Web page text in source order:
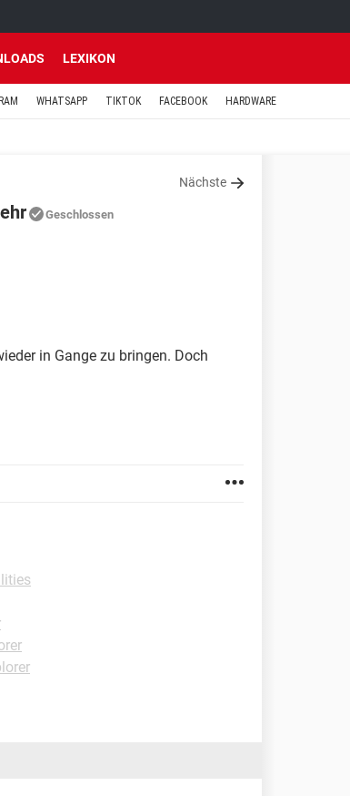
LEXIKON
WHATSAPP TIKTOK FACEBOOK HARDWARE
Nächste
Geschlossen
in Gange zu bringen. Doch